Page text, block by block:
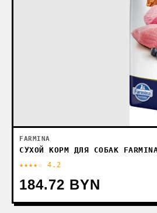
FARMINA
СУХОЙ КОРМ ДЛЯ СОБАК
★★★★☆ 4.2
184.72 BYN